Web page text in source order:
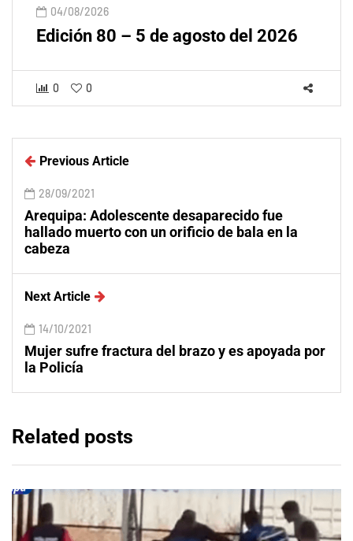
04/08/2026
Edición 80 – 5 de agosto del 2026
0 0
Previous Article
28/09/2021
Arequipa: Adolescente desaparecido fue
hallado muerto con un orificio de bala en la
cabeza
Next Article
14/10/2021
Mujer sufre fractura del brazo y es apoyada por
la Policía
Related posts